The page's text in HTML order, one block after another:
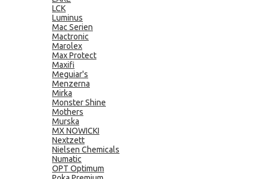
LCK
Luminus
Mac Serien
Mactronic
Marolex
Max Protect
Maxifi
Meguiar's
Menzerna
Mirka
Monster Shine
Mothers
Murska
MX NOWICKI
Nextzett
Nielsen Chemicals
Numatic
OPT Optimum